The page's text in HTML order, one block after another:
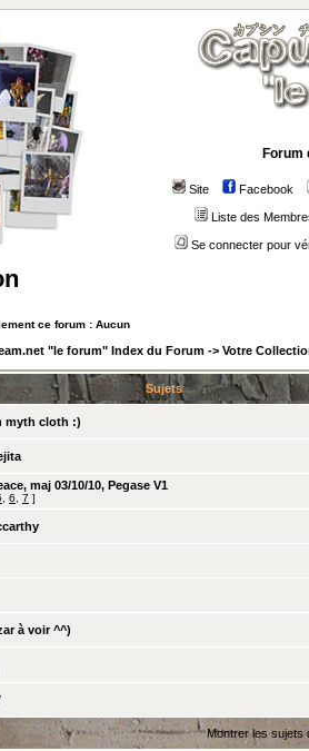
Forum
Site Facebook
Liste des
Se connecter pour
ce forum : Aucun
"le forum" Index du Forum -> Votre
Sujets
myth cloth :)
maj 03/10/10, Pegase V1
6 7 ]
à voir ^^)
Montrer les sujets